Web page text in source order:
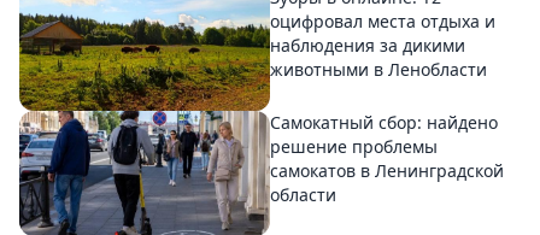
оцифровал места отдыха и
наблюдения за дикими
животными в Ленобласти
Самокатный сбор: найдено
решение проблемы
самокатов в Ленинградской
области